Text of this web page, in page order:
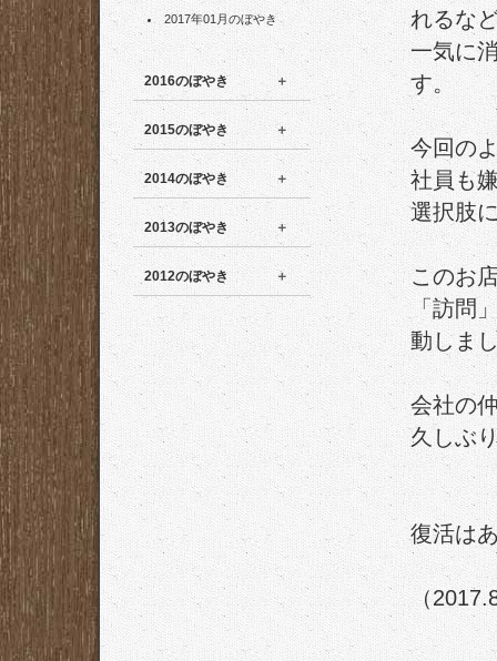
2017年01月のぼやき
2016のぼやき
2015のぼやき
2014のぼやき
2013のぼやき
2012のぼやき
れるな
一気に
す。
今回の
社員も
選択肢
このお
「訪問
動しま
会社の
久しぶ
復活は
（